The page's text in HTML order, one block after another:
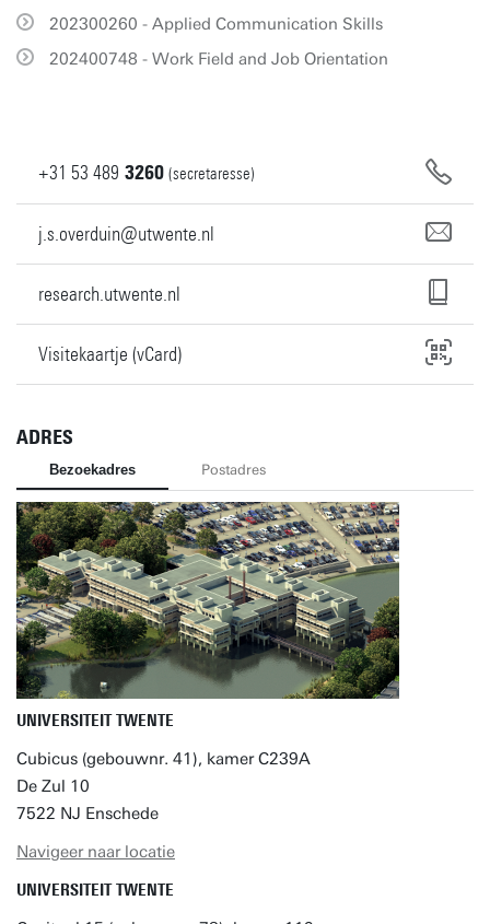
202300260 - Applied Communication Skills
202400748 - Work Field and Job Orientation
+31 53 489 3260 (secretaresse)
j.s.overduin@utwente.nl
research.utwente.nl
Visitekaartje (vCard)
ADRES
Bezoekadres Postadres
UNIVERSITEIT TWENTE
Cubicus (gebouwnr. 41), kamer C239A
De Zul 10
7522 NJ Enschede
Navigeer naar locatie
UNIVERSITEIT TWENTE